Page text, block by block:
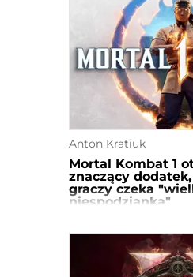
Anton Kratiuk
Mortal Kombat 1
znaczący
graczy czeka
niespodzianka"